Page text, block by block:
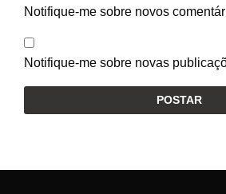
Notifique-me sobre novos
Notifique-me sobre novas